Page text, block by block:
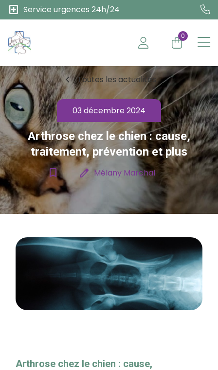
local_hospital Service urgences 24h/24
0
chevron_left Toutes les actualités
03 décembre 2024
Arthrose chez le chien : cause,
traitement, prévention et plus
bookmark_border
edit Mélany Marchal
Arthrose chez le chien : cause,